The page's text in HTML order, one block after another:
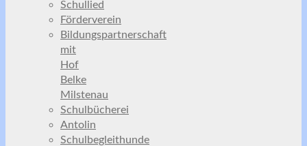
Schullied
Förderverein
Bildungspartnerschaft
mit
Hof
Belke
Milstenau
Schulbücherei
Antolin
Schulbegleithunde